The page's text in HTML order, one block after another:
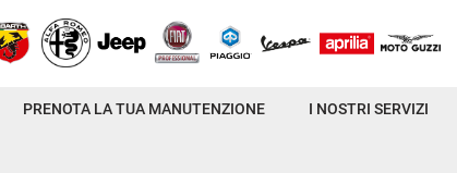
PRENOTA LA TUA MANUTENZIONE I NOSTRI SERVIZI